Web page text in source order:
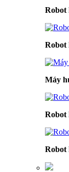
Robot
Robot
Máy
Robot
Robot